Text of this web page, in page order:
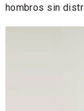
hombros sin